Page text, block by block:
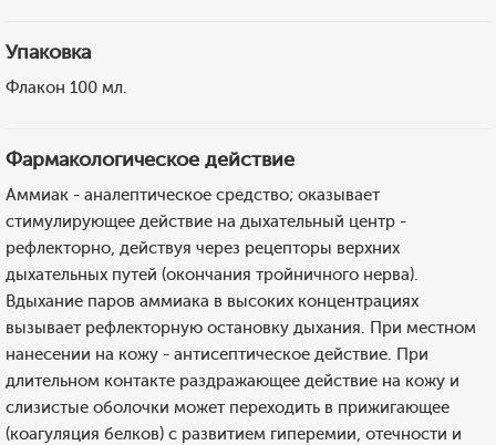
Упаковка
Флакон 100 мл.
Фармакологическое действие
Аммиак - аналептическое средство; оказывает
стимулирующее действие на дыхательный центр -
рефлекторно, действуя через рецепторы верхних
дыхательных путей (окончания тройничного нерва).
Вдыхание паров аммиака в высоких концентрациях
вызывает рефлекторную остановку дыхания. При местном
нанесении на кожу - антисептическое действие. При
длительном контакте раздражающее действие на кожу и
слизистые оболочки может переходить в прижигающее
(коагуляция белков) с развитием гиперемии, отечности и